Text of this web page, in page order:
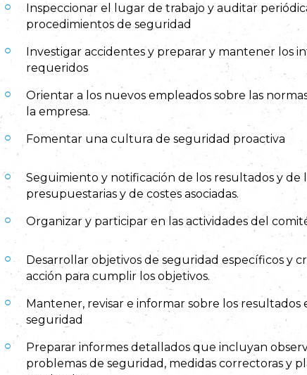
Inspeccionar el lugar de trabajo y auditar
procedimientos de seguridad
Investigar accidentes y preparar y mantener los
requeridos
Orientar a los nuevos empleados sobre las
la empresa.
Fomentar una cultura de seguridad proactiva
Seguimiento y notificación de los resultados y de
presupuestarias y de costes asociadas.
Organizar y participar en las actividades del
Desarrollar objetivos de seguridad específicos y
acción para cumplir los objetivos.
Mantener, revisar e informar sobre los resultados
seguridad
Preparar informes detallados que incluyan
problemas de seguridad, medidas correctoras y